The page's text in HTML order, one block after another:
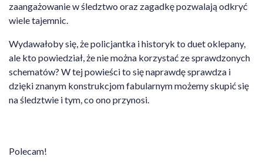
zaangażowanie w śledztwo oraz zagadkę pozwalają odkryć
wiele tajemnic.
Wydawałoby się, że policjantka i historyk to duet oklepany,
ale kto powiedział, że nie można korzystać ze sprawdzonych
schematów? W tej powieści to się naprawdę sprawdza i
dzięki znanym konstrukcjom fabularnym możemy skupić się
na śledztwie i tym, co ono przynosi.
Polecam!